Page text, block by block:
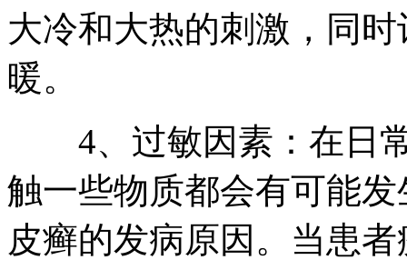
大冷和大热的刺激，同
暖。
4、过敏因素：在日常
触一些物质都会有可能
皮癣的发病原因。当患